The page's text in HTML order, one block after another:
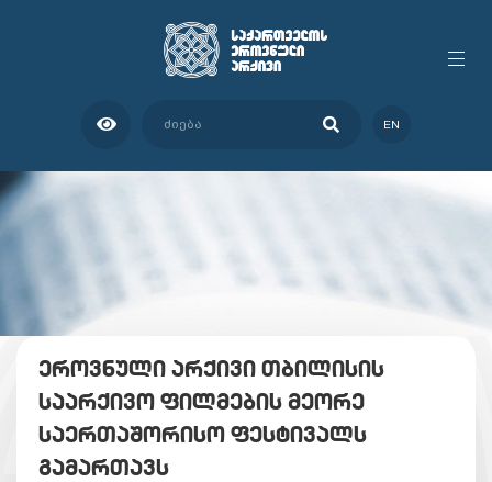
EN
ეროვნული არქივი თბილისის
საარქივო ფილმების მეორე
საერთაშორისო ფესტივალს
გამართავს